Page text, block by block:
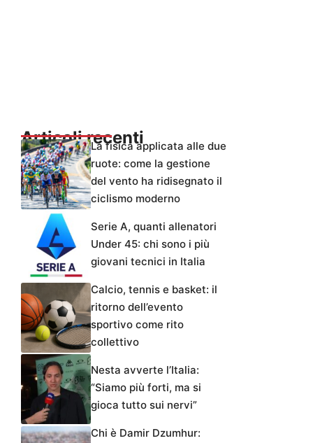
Articoli recentiLa fisica applicata alle due
ruote: come la gestione
del vento ha ridisegnato il
ciclismo moderno
Serie A, quanti allenatori
Under 45: chi sono i più
giovani tecnici in Italia
Calcio, tennis e basket: il
ritorno dell’evento
sportivo come rito
collettivo
Nesta avverte l’Italia:
“Siamo più forti, ma si
gioca tutto sui nervi”
Chi è Damir Dzumhur: